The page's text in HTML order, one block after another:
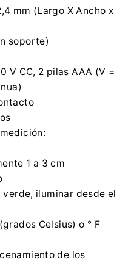
mm (Largo X Ancho x
soporte)
V CC, 2 pilas AAA (V =
1 a 3 cm
iluminar desde el
Celsius) o ° F
de los